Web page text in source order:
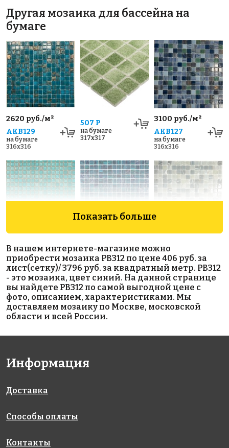
Другая мозаика для бассейна на
бумаге
2620 руб./м²
AKB129
на бумаге
316x316
507 P
на бумаге
317x317
3100 руб./м²
AKB127
на бумаге
316x316
JNJ 04.S442
на бумаге
318x318
AKB035
на бумаге
327x327
AKB103
на бумаге
316x316
5242 руб./м²
327x327
1550 руб./м²
Показать больше
В нашем интернете-магазине можно
приобрести мозаика PB312 по цене 406 руб. за
лист(сетку)/ 3796 руб. за квадратный метр. PB312
- это мозаика, цвет синий. На данной странице
вы найдете PB312 по самой выгодной цене с
фото, описанием, характеристиками. Мы
доставляем мозаику по Москве, московской
области и всей России.
Информация
Доставка
Способы оплаты
Контакты